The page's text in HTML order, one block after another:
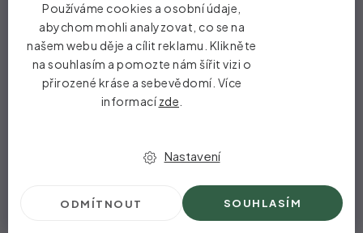
Používáme cookies a osobní údaje,
abychom mohli analyzovat, co se na
našem webu děje a cílit reklamu. Klikněte
na souhlasím a pomozte nám šířit vizi o
přirozené kráse a sebevědomí. Více
informacízde
Nastavení
ODMÍTNOUT SOUHLASÍM
Odebírat newsletter
Vložte svůj e-mail a my vám budeme zasílat informace o
nových produktech na našem e-shopu.
Vložením e-mailu souhlasíte spodmínkami ochrany
osobních údajů